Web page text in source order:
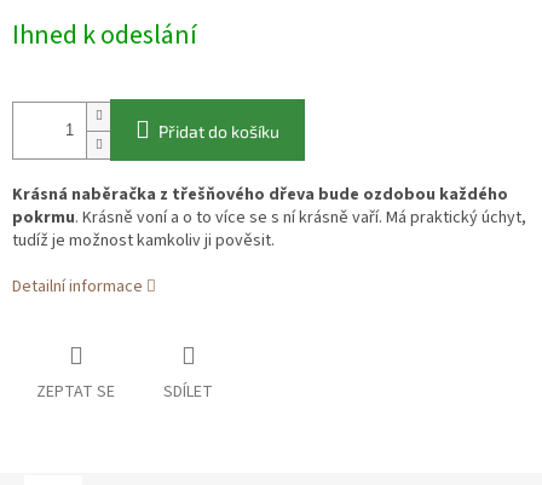
cena:
Ihned k odeslání
Přidat do košíku
Krásná naběračka z třešňového dřeva bude ozdobou každého
pokrmu. Krásně voní a o to více se s ní krásně vaří. Má praktický úchyt,
tudíž je možnost kamkoliv ji pověsit.
Detailní informace
ZEPTAT SE SDÍLET